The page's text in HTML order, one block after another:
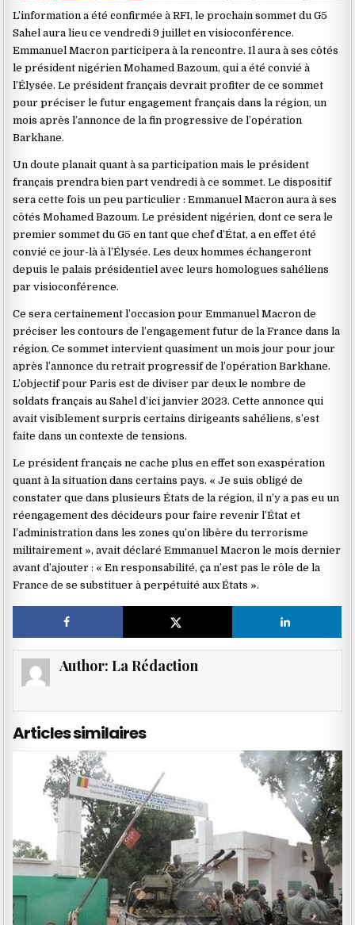
L’information a été confirmée à RFI, le prochain sommet du G5
Sahel aura lieu ce vendredi 9 juillet en visioconférence.
Emmanuel Macron participera à la rencontre. Il aura à ses côtés
le président nigérien Mohamed Bazoum, qui a été convié à
l’Élysée. Le président français devrait profiter de ce sommet
pour préciser le futur engagement français dans la région, un
mois après l’annonce de la fin progressive de l’opération
Barkhane.
Un doute planait quant à sa participation mais le président
français prendra bien part vendredi à ce sommet. Le dispositif
sera cette fois un peu particulier : Emmanuel Macron aura à ses
côtés Mohamed Bazoum. Le président nigérien, dont ce sera le
premier sommet du G5 en tant que chef d’État, a en effet été
convié ce jour-là à l’Élysée. Les deux hommes échangeront
depuis le palais présidentiel avec leurs homologues sahéliens
par visioconférence.
Ce sera certainement l’occasion pour Emmanuel Macron de
préciser les contours de l’engagement futur de la France dans la
région. Ce sommet intervient quasiment un mois jour pour jour
après l’annonce du retrait progressif de l’opération Barkhane.
L’objectif pour Paris est de diviser par deux le nombre de
soldats français au Sahel d’ici janvier 2023. Cette annonce qui
avait visiblement surpris certains dirigeants sahéliens, s’est
faite dans un contexte de tensions.
Le président français ne cache plus en effet son exaspération
quant à la situation dans certains pays. « Je suis obligé de
constater que dans plusieurs États de la région, il n’y a pas eu un
réengagement des décideurs pour faire revenir l’État et
l’administration dans les zones qu’on libère du terrorisme
militairement », avait déclaré Emmanuel Macron le mois dernier
avant d’ajouter : « En responsabilité, ça n’est pas le rôle de la
France de se substituer à perpétuité aux États ».
Author: La Rédaction
Articles similaires